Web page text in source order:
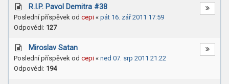
R.I.P. Pavol Demitra #38
Poslední příspěvek od cepi « pát 16. zář 2011 17:59
Odpovědi: 127
Miroslav Satan
Poslední příspěvek od cepi « ned 07. srp 2011 21:22
Odpovědi: 194